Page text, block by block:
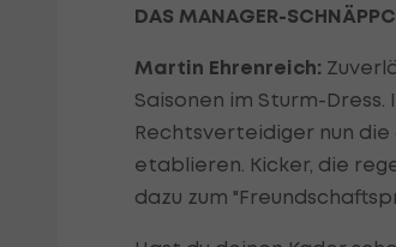
DAS MANAGER-
Martin Ehrenreich:
Saisonen im Sturm-
Rechtsverteidiger nun
etablieren. Kicker, die
dazu zum